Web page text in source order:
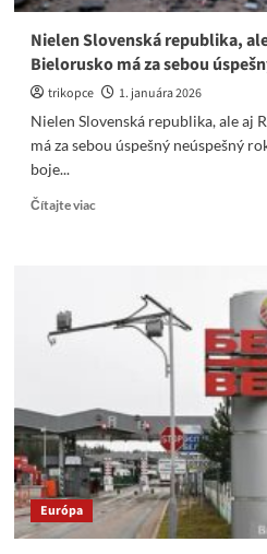
Nielen Slovenská republika,
Bielorusko má za sebou
trikopce
1. januára 2026
Nielen Slovenská republika, ale aj
má za sebou úspešný neúspešný
boje...
Čítajte viacRead
republika,
ale
a
Bielorusko
má
za
sebou
úspešný
neúspešný
Európa